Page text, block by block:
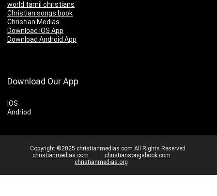
world tamil christians
Christian songs book
Christian Medias
Download IOS App
Download Android App
Download Our App
IOS
Andriod
Copyright ©2025 christianmedias.com All Rights Reserved.
christianmedias.com
christiansongsbook.com
christianmedias.org